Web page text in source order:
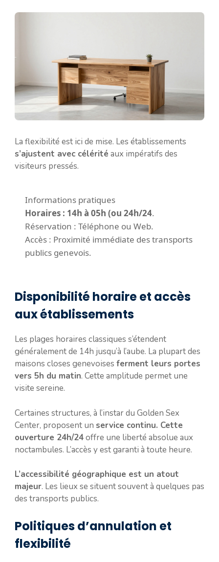
La flexibilité est ici de mise. Les établissements
s’ajustent avec célérité aux impératifs des
visiteurs pressés.
Informations pratiques
Horaires : 14h à 05h (ou 24h/24.
Réservation : Téléphone ou Web.
Accès : Proximité immédiate des transports
publics genevois.
Disponibilité horaire et accès
aux établissements
Les plages horaires classiques s’étendent
généralement de 14h jusqu’à l’aube. La plupart des
maisons closes genevoises ferment leurs portes
vers 5h du matin. Cette amplitude permet une
visite sereine.
Certaines structures, à l’instar du Golden Sex
Center, proposent un service continu. Cette
ouverture 24h/24offre une liberté absolue aux
noctambules. L’accès y est garanti à toute heure.
L’accessibilité géographique est un atout
majeur. Les lieux se situent souvent à quelques pas
des transports publics.
Politiques d’annulation et
flexibilité